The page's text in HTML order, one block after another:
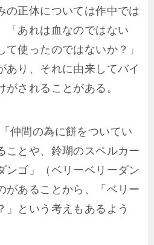
の正体については作中では
「あれは血なのではない
使ったのではないか？」
り、それに由来してバイ
されることがある。
仲間の為に餅をついてい
ことや、鈴瑚のスペルカー
ンゴ」（ベリーベリーダン
があることから、「ベリー
という考えもあるよう